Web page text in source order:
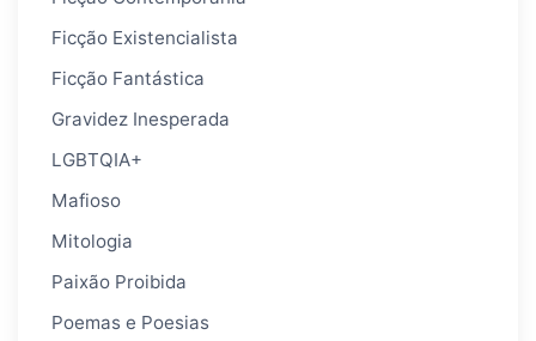
Ficção Existencialista
Ficção Fantástica
Gravidez Inesperada
LGBTQIA+
Mafioso
Mitologia
Paixão Proibida
Poemas e Poesias